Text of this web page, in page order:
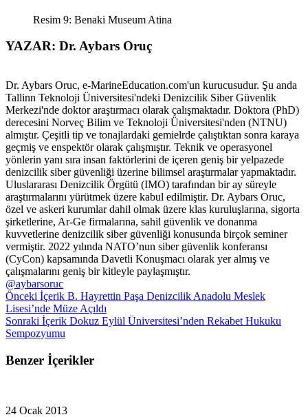
Resim 9: Benaki Museum Atina
YAZAR: Dr. Aybars Oruç
Dr. Aybars Oruc, e-MarineEducation.com'un kurucusudur. Şu anda
Tallinn Teknoloji Üniversitesi'ndeki Denizcilik Siber Güvenlik
Merkezi'nde doktor araştırmacı olarak çalışmaktadır. Doktora (PhD)
derecesini Norveç Bilim ve Teknoloji Üniversitesi'nden (NTNU)
almıştır. Çeşitli tip ve tonajlardaki gemielrde çalıştıktan sonra karaya
geçmiş ve enspektör olarak çalışmıştır. Teknik ve operasyonel
yönlerin yanı sıra insan faktörlerini de içeren geniş bir yelpazede
denizcilik siber güvenliği üzerine bilimsel araştırmalar yapmaktadır.
Uluslararası Denizcilik Örgütü (IMO) tarafından bir ay süreyle
araştırmalarını yürütmek üzere kabul edilmiştir. Dr. Aybars Oruc,
özel ve askeri kurumlar dahil olmak üzere klas kuruluşlarına, sigorta
şirketlerine, Ar-Ge firmalarına, sahil güvenlik ve donanma
kuvvetlerine denizcilik siber güvenliği konusunda birçok seminer
vermiştir. 2022 yılında NATO’nun siber güvenlik konferansı
(CyCon) kapsamında Davetli Konuşmacı olarak yer almış ve
çalışmalarını geniş bir kitleyle paylaşmıştır.
@aybarsoruc
Önceki İçerik B. Hayrettin Paşa Denizcilik Anadolu Meslek
Lisesi’nde Müze Açıldı
Sonraki İçerik Dokuz Eylül Üniversitesi’nden Rekabet Hukuku
Sempozyumu
Benzer İçerikler
24 Ocak 2013